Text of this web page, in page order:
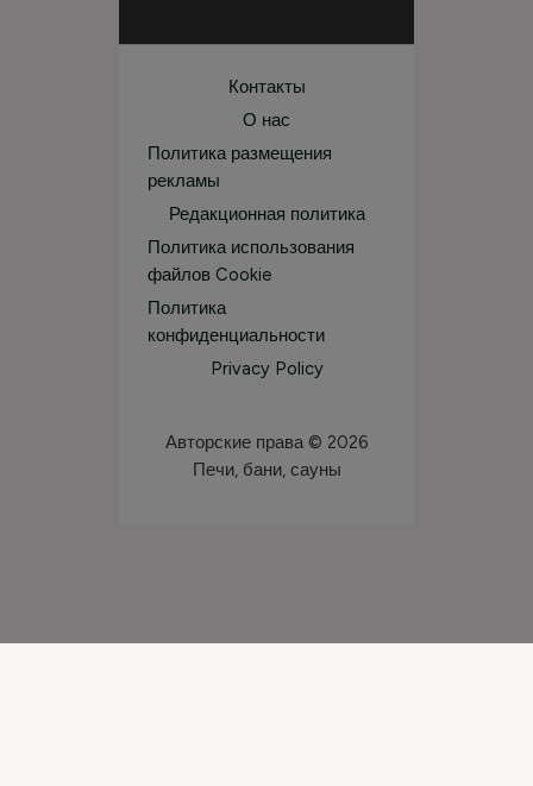
Контакты
О нас
Политика размещения
рекламы
Редакционная политика
Политика использования
файлов Cookie
Политика
конфиденциальности
Privacy Policy
Авторские права © 2026
Печи, бани, сауны